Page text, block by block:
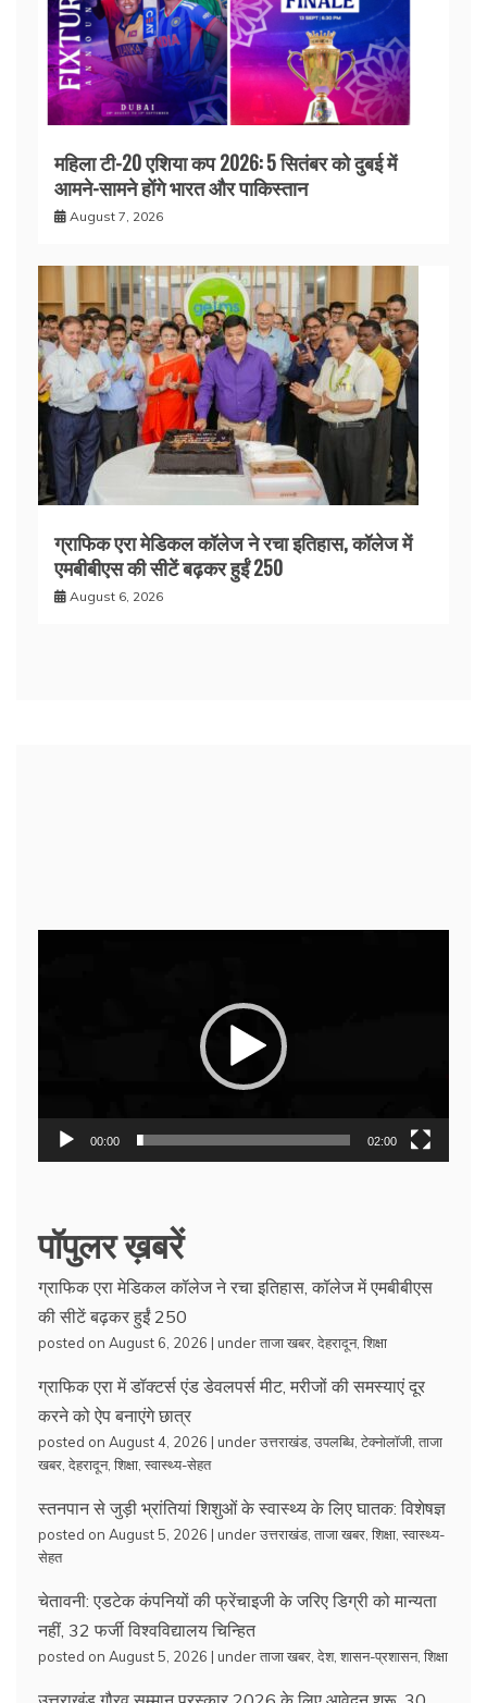
महिला टी-20 एशिया कप 2026: 5 सितंबर को दुबई में
आमने-सामने होंगे भारत और पाकिस्तान
August 7, 2026
ग्राफिक एरा मेडिकल कॉलेज ने रचा इतिहास, कॉलेज में
एमबीबीएस की सीटें बढ़कर हुईं 250
August 6, 2026
00:00 02:00
पॉपुलर ख़बरें
ग्राफिक एरा मेडिकल कॉलेज ने रचा इतिहास, कॉलेज में एमबीबीएस
की सीटें बढ़कर हुईं 250
posted on August 6, 2026 | underताजा खबर देहरादून, शिक्षा
ग्राफिक एरा में डॉक्टर्स एंड डेवलपर्स मीट, मरीजों की समस्याएं दूर
करने को ऐप बनाएंगे छात्र
posted on August 4, 2026 | underउत्तराखंड उपलब्धि टेक्नोलॉजी ताजा
खबर देहरादून, शिक्षा स्वास्थ्य-सेहत
स्तनपान से जुड़ी भ्रांतियां शिशुओं के स्वास्थ्य के लिए घातक: विशेषज्ञ
posted on August 5, 2026 | underउत्तराखंड ताजा खबर शिक्षा स्वास्थ्य-
सेहत
चेतावनी: एडटेक कंपनियों की फ्रेंचाइजी के जरिए डिग्री को मान्यता
नहीं, 32 फर्जी विश्वविद्यालय चिन्हित
posted on August 5, 2026 | underताजा खबर देश, शासन-प्रशासन, शिक्षा